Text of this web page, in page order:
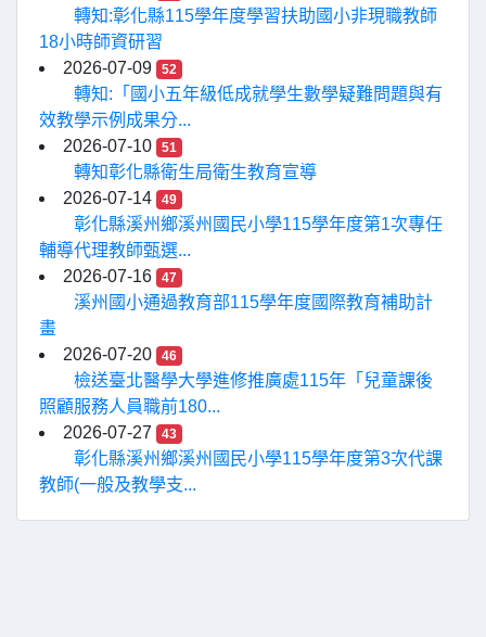
轉知:彰化縣115學年度學習扶助國小非現職教師
18小時師資研習
2026-07-09
52
轉知:「國小五年級低成就學生數學疑難問題與有
效教學示例成果分...
2026-07-10
51
轉知彰化縣衛生局衛生教育宣導
2026-07-14
49
彰化縣溪州鄉溪州國民小學115學年度第1次專任
輔導代理教師甄選...
2026-07-16
47
溪州國小通過教育部115學年度國際教育補助計
畫
2026-07-20
46
檢送臺北醫學大學進修推廣處115年「兒童課後
照顧服務人員職前180...
2026-07-27
43
彰化縣溪州鄉溪州國民小學115學年度第3次代課
教師(一般及教學支...